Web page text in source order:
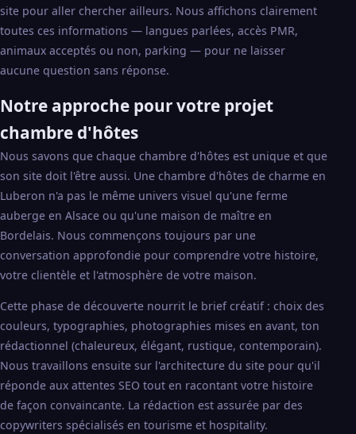
site pour aller chercher ailleurs. Nous affichons clairement
toutes ces informations — langues parlées, accès PMR,
animaux acceptés ou non, parking — pour ne laisser
aucune question sans réponse.
Notre approche pour votre projet
chambre d'hôtes
Nous savons que chaque chambre d'hôtes est unique et que
son site doit l'être aussi. Une chambre d'hôtes de charme en
Luberon n'a pas le même univers visuel qu'une ferme
auberge en Alsace ou qu'une maison de maître en
Bordelais. Nous commençons toujours par une
conversation approfondie pour comprendre votre histoire,
votre clientèle et l'atmosphère de votre maison.
Cette phase de découverte nourrit le brief créatif : choix des
couleurs, typographies, photographies mises en avant, ton
rédactionnel (chaleureux, élégant, rustique, contemporain).
Nous travaillons ensuite sur l'architecture du site pour qu'il
réponde aux attentes SEO tout en racontant votre histoire
de façon convaincante. La rédaction est assurée par des
copywriters spécialisés en tourisme et hospitality.